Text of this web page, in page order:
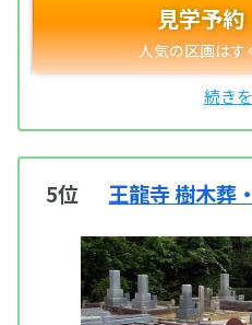
見学予約
5位 王龍寺 樹木葬